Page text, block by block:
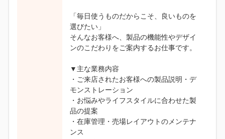
「毎日使うものだからこそ、良いものを
選びたい」
そんなお客様へ、製品の機能性やデザイ
ンのこだわりをご案内するお仕事です。
▼主な業務内容
・ご来店されたお客様への製品説明・デ
モンストレーション
・お悩みやライフスタイルに合わせた製
品の提案
・在庫管理・売場レイアウトのメンテナ
ンス